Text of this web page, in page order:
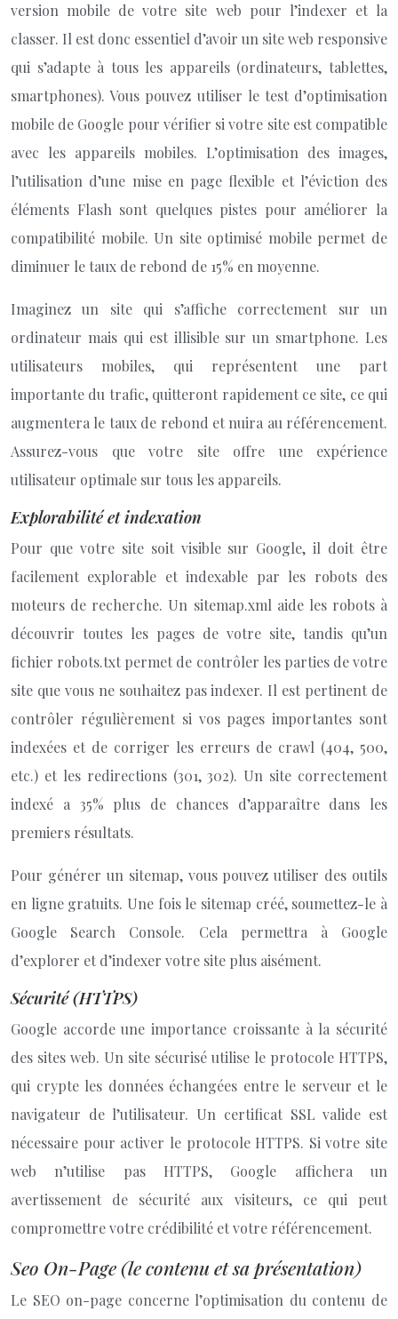
version mobile de votre site web pour l’indexer et la
classer. Il est donc essentiel d’avoir un site web responsive
qui s’adapte à tous les appareils (ordinateurs, tablettes,
smartphones). Vous pouvez utiliser le test d’optimisation
mobile de Google pour vérifier si votre site est compatible
avec les appareils mobiles. L’optimisation des images,
l’utilisation d’une mise en page flexible et l’éviction des
éléments Flash sont quelques pistes pour améliorer la
compatibilité mobile. Un site optimisé mobile permet de
diminuer le taux de rebond de 15% en moyenne.
Imaginez un site qui s’affiche correctement sur un
ordinateur mais qui est illisible sur un smartphone. Les
utilisateurs mobiles, qui représentent une part
importante du trafic, quitteront rapidement ce site, ce qui
augmentera le taux de rebond et nuira au référencement.
Assurez-vous que votre site offre une expérience
utilisateur optimale sur tous les appareils.
Explorabilité et indexation
Pour que votre site soit visible sur Google, il doit être
facilement explorable et indexable par les robots des
moteurs de recherche. Un sitemap.xml aide les robots à
découvrir toutes les pages de votre site, tandis qu’un
fichier robots.txt permet de contrôler les parties de votre
site que vous ne souhaitez pas indexer. Il est pertinent de
contrôler régulièrement si vos pages importantes sont
indexées et de corriger les erreurs de crawl (404, 500,
etc.) et les redirections (301, 302). Un site correctement
indexé a 35% plus de chances d’apparaître dans les
premiers résultats.
Pour générer un sitemap, vous pouvez utiliser des outils
en ligne gratuits. Une fois le sitemap créé, soumettez-le à
Google Search Console. Cela permettra à Google
d’explorer et d’indexer votre site plus aisément.
Sécurité (HTTPS)
Google accorde une importance croissante à la sécurité
des sites web. Un site sécurisé utilise le protocole HTTPS,
qui crypte les données échangées entre le serveur et le
navigateur de l’utilisateur. Un certificat SSL valide est
nécessaire pour activer le protocole HTTPS. Si votre site
web n’utilise pas HTTPS, Google affichera un
avertissement de sécurité aux visiteurs, ce qui peut
compromettre votre crédibilité et votre référencement.
Seo On-Page (le contenu et sa présentation)
Le SEO on-page concerne l’optimisation du contenu de